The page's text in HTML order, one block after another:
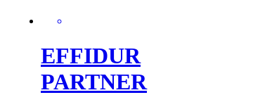
EFFIDUR
PARTNER